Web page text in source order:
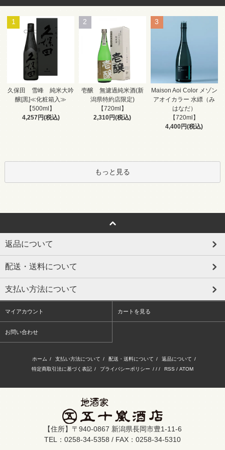
1
久保田 雪峰 純米大吟
醸[黒]≪化粧箱入≫
【500ml】
4,257円(税込)
2
壱醸 無濾過純米酒(新
潟県特約店限定)
【720ml】
2,310円(税込)
3
Maison Aoi Color メゾン
アオイカラー 水縹（み
はなだ）
【720ml】
4,400円(税込)
もっと見る
返品について
配送・送料について
支払い方法について
マイアカウント カートを見る
お問い合わせ
ホーム / 支払い方法について / 配送・送料について / 返品について /
特定商取引法に基づく表記 / プライバシーポリシー / / / RSS / ATOM
【住所】〒940-0867 新潟県長岡市豊1-11-6
TEL：0258-34-5358 / FAX：0258-34-5310